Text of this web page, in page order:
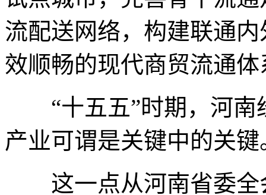
流配送网络，构建联通
效顺畅的现代商贸流通体
“十五五”时期，河南
产业可谓是关键中的关键
这一点从河南省委全